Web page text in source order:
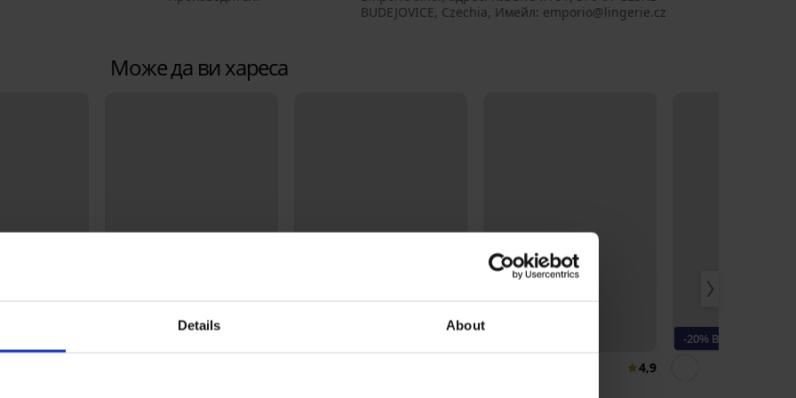
Details About
BUDEJOVICE, Czechia, Имейл: emporio@lingerie.cz
Може да ви хареса
изглаждащ
4,9
-20% BRA20